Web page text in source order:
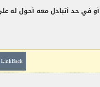
في حد أتبادل معه أحول له
LinkBack